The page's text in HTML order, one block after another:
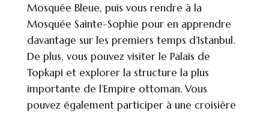
Mosquée Bleue, puis vous rendre à la
Mosquée Sainte-Sophie pour en apprendre
davantage sur les premiers temps d’Istanbul.
De plus, vous pouvez visiter le Palais de
Topkapi et explorer la structure la plus
importante de l’Empire ottoman. Vous
pouvez également participer à une croisière